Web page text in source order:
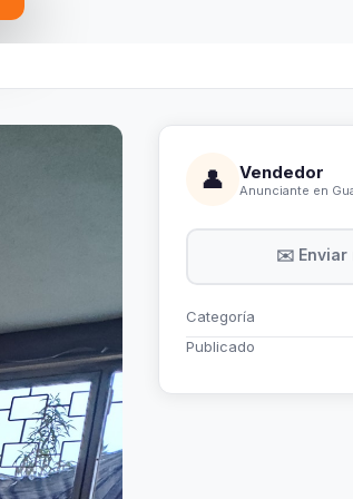
👤 Vendedor
Anunciante en
✉️ Enviar
Categoría
Publicado